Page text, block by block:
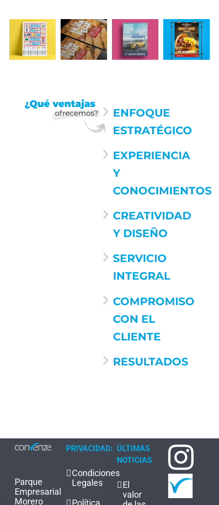
ENFOQUE
ESTRATÉGICO
EXPERIENCIA
Y
CONOCIMIENTOS
CREATIVIDAD
Y DISEÑO
SERVICIO
INTEGRAL
COMPROMISO
CON EL
CLIENTE
RESULTADOS
Parque
Empresarial
Morero
PRIVACIDAD:
Condiciones
Legales
Política
ÚLTIMAS
NOTICIAS
El
valor